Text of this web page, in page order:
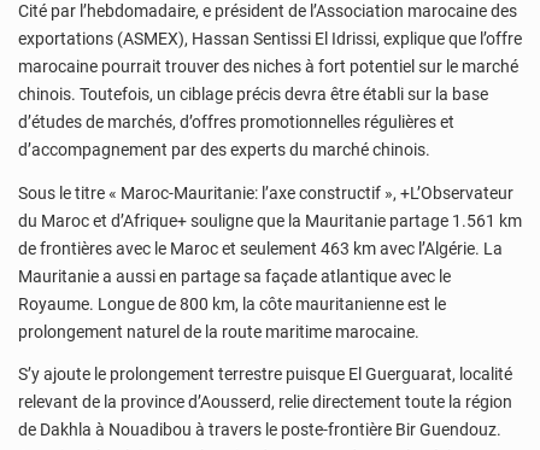
Cité par l’hebdomadaire, e président de l’Association marocaine des
exportations (ASMEX), Hassan Sentissi El Idrissi, explique que l’offre
marocaine pourrait trouver des niches à fort potentiel sur le marché
chinois. Toutefois, un ciblage précis devra être établi sur la base
d’études de marchés, d’offres promotionnelles régulières et
d’accompagnement par des experts du marché chinois.
Sous le titre « Maroc-Mauritanie: l’axe constructif », +L’Observateur
du Maroc et d’Afrique+ souligne que la Mauritanie partage 1.561 km
de frontières avec le Maroc et seulement 463 km avec l’Algérie. La
Mauritanie a aussi en partage sa façade atlantique avec le
Royaume. Longue de 800 km, la côte mauritanienne est le
prolongement naturel de la route maritime marocaine.
S’y ajoute le prolongement terrestre puisque El Guerguarat, localité
relevant de la province d’Aousserd, relie directement toute la région
de Dakhla à Nouadibou à travers le poste-frontière Bir Guendouz.